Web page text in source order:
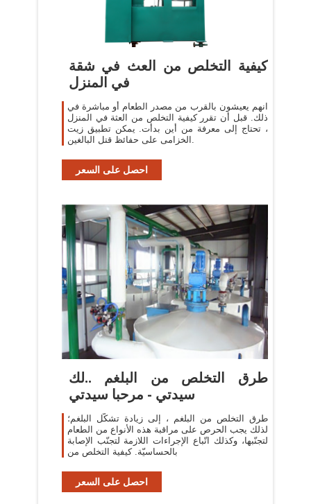
كيفية التخلص من العث في شقة
في المنزل
انهم يعيشون بالقرب من مصدر الطعام أو مباشرة في
ذلك. قبل أن تقرر كيفية التخلص من العثة في المنزل
، تحتاج إلى معرفة من أين بدأت. يمكن تطبيق زيت
الخزامى على حفائظ قتل البالغين.
احصل على السعر
طرق التخلص من البلغم ..لك
سيدتي - مرحبا سيدتي
طرق التخلص من البلغم ، إلى زيادة تشكّل البلغم؛
لذلك يجب الحرص على مراقبة هذه الأنواع من الطعام
لتجنّبها، وكذلك اتّباع الإجراءات اللازمة لتجنّب الإصابة
بالحساسيّة. كيفية التخلص من
احصل على السعر